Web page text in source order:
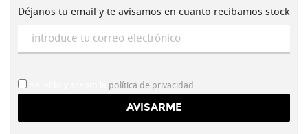
Déjanos tu email y te avisamos en cuanto recibamos stock
política de privacidad